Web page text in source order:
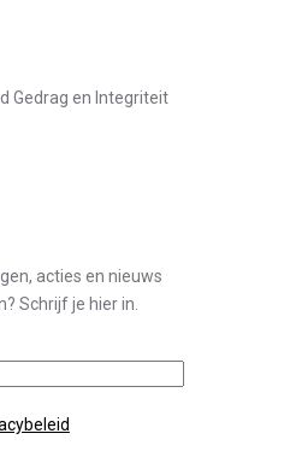
Gedrag en Integriteit
acties en nieuws
Schrijf je hier in.